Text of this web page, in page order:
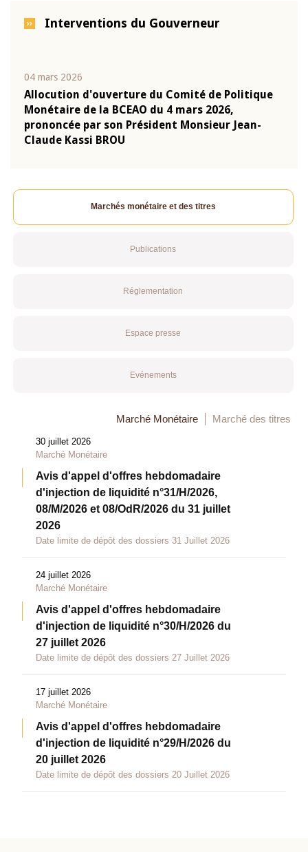
Interventions du Gouverneur
04 mars 2026
Allocution d'ouverture du Comité de Politique
Monétaire de la BCEAO du 4 mars 2026,
prononcée par son Président Monsieur Jean-
Claude Kassi BROU
Marchés monétaire et des titres
Publications
Réglementation
Espace presse
Evénements
Marché Monétaire Marché des titres
30 juillet 2026
Marché Monétaire
Avis d'appel d'offres hebdomadaire
d'injection de liquidité n°31/H/2026,
08/M/2026 et 08/OdR/2026 du 31 juillet
2026
Date limite de dépôt des dossiers 31 Juillet 2026
24 juillet 2026
Marché Monétaire
Avis d'appel d'offres hebdomadaire
d'injection de liquidité n°30/H/2026 du
27 juillet 2026
Date limite de dépôt des dossiers 27 Juillet 2026
17 juillet 2026
Marché Monétaire
Avis d'appel d'offres hebdomadaire
d'injection de liquidité n°29/H/2026 du
20 juillet 2026
Date limite de dépôt des dossiers 20 Juillet 2026